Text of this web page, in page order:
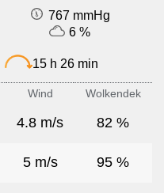
767 mmHg
6 %
15 h 26 min
Wind Wolkendek
4.8 m/s 82 %
5 m/s 95 %